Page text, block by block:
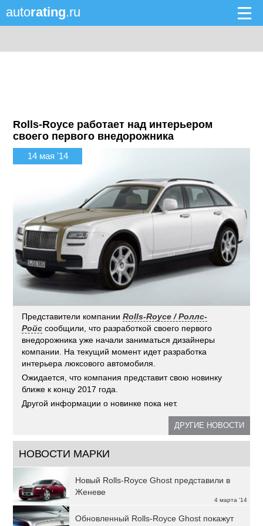
autorating.ru
Rolls-Royce работает над интерьером
своего первого внедорожника
14 мая '14
Представители компанииRolls-Royce / Роллс-
Ройс сообщили, что разработкой своего первого
внедорожника уже начали заниматься дизайнеры
компании. На текущий момент идет разработка
интерьера люксового автомобиля.
Ожидается, что компания представит свою новинку
ближе к концу 2017 года.
Другой информации о новинке пока нет.
ДРУГИЕ НОВОСТИ
НОВОСТИ МАРКИ
4 марта '14
Новый Rolls-Royce Ghost представили в
Женеве
Обновленный Rolls-Royce Ghost покажут